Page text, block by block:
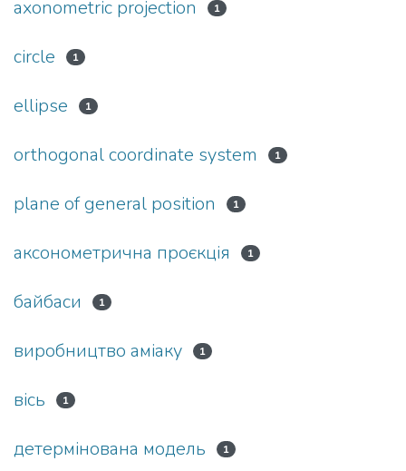
axonometric projection 1
circle 1
ellipse 1
orthogonal coordinate system 1
plane of general position 1
аксонометрична проєкція 1
байбаси 1
виробництво аміаку 1
вісь 1
детермінована модель 1